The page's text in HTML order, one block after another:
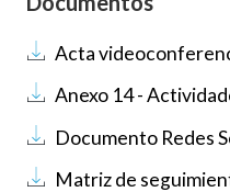
Documento
Acta
Documento
Anexo 14 -
Documento
Documento Redes
Documento
Matriz de